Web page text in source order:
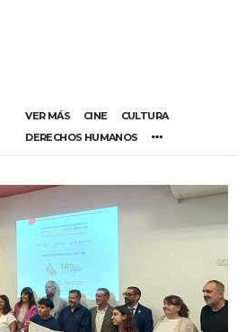
VER MÁS CINE
CULTURA
DERECHOS HUMANOS